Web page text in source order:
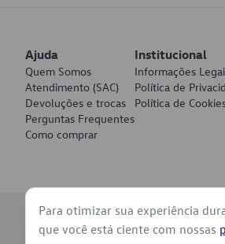
Tiguan 2012 - 2018
Touareg 2011 - 2012
Virtus 2018 - 2022
Ajuda
Quem Somos
Atendimento (SAC)
Devoluções e trocas
Perguntas Frequentes
Como comprar
Institucional
Informações
Política de
Política de
© 2026 - Volkswagen do Brasil - Todos
Para otimizar sua experiência
que você está ciente com nossas